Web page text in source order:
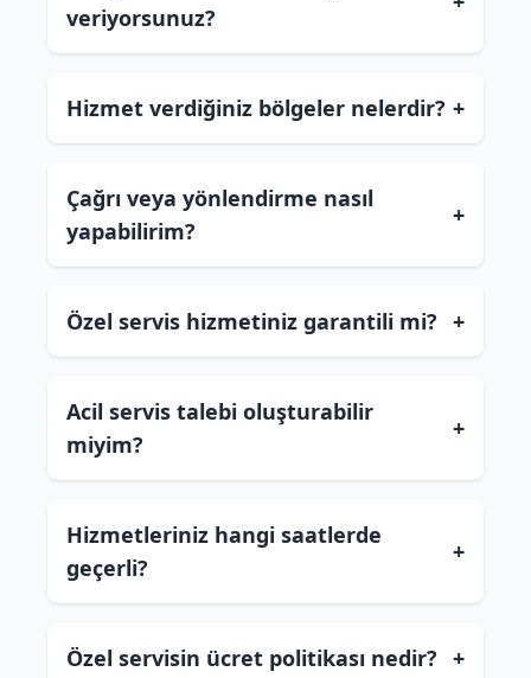
veriyorsunuz?
Hizmet verdiğiniz bölgeler nelerdir? +
Çağrı veya yönlendirme nasıl
yapabilirim?
+
Özel servis hizmetiniz garantili mi? +
Acil servis talebi oluşturabilir
miyim?
+
Hizmetleriniz hangi saatlerde
geçerli?
+
Özel servisin ücret politikası nedir? +